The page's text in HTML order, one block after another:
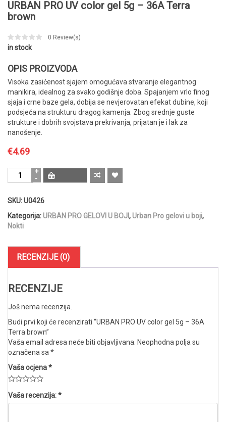
URBAN PRO UV color gel 5g – 36A Terra
brown
0 Review(s)
in stock
OPIS PROIZVODA
Visoka zasićenost sjajem omogućava stvaranje elegantnog
manikira, idealnog za svako godišnje doba. Spajanjem vrlo finog
sjaja i crne baze gela, dobija se nevjerovatan efekat dubine, koji
podsjeća na strukturu dragog kamenja. Zbog srednje guste
strukture i dobrih svojstava prekrivanja, prijatan je i lak za
nanošenje.
€4.69
URBAN
PRO
color
gel
5g
Terra
SKU:U0426
Kategorija: URBAN PRO GELOVI U BOJI, Urban Pro gelovi u boji,
Nokti
RECENZIJE (0)
RECENZIJE
Još nema recenzija.
Budi prvi koji će recenzirati “URBAN PRO UV color gel 5g – 36A
Terra brown”
Vaša email adresa neće biti objavljivana. Neophodna polja su
označena sa *
Vaša ocjena*
Vaša recenzija:*